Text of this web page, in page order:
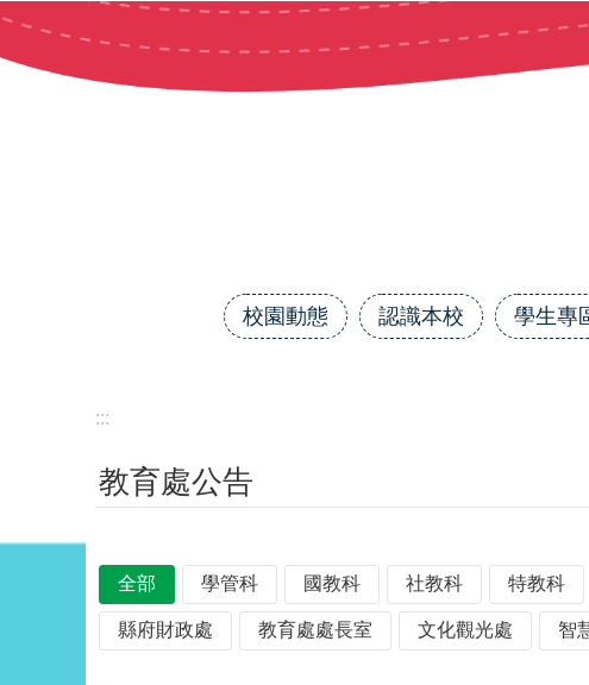
跳到主要內容區塊
校園動態 認識本校 學生專
:::
教育處公告
全部 學管科 國教科 社教科 特教科
縣府財政處 教育處處長室 文化觀光處 智